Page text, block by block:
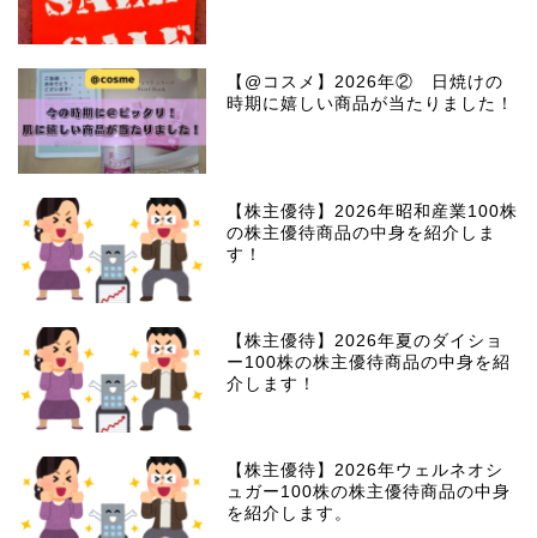
【@コスメ】2026年② 日焼けの
時期に嬉しい商品が当たりました！
【株主優待】2026年昭和産業100株
の株主優待商品の中身を紹介しま
す！
【株主優待】2026年夏のダイショ
ー100株の株主優待商品の中身を紹
介します！
【株主優待】2026年ウェルネオシ
ュガー100株の株主優待商品の中身
を紹介します。